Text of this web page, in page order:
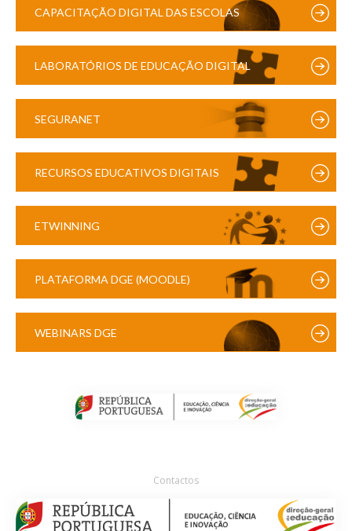
CAPACITAÇÃO DIGITAL DAS ESCOLAS
LABORATÓRIOS DE EDUCAÇÃO DIGITAL
SEGURANET
RECURSOS EDUCATIVOS DIGITAIS
ETWINNING
PLATAFORMA DGE (MOODLE)
WEBINARS DGE
Contactos